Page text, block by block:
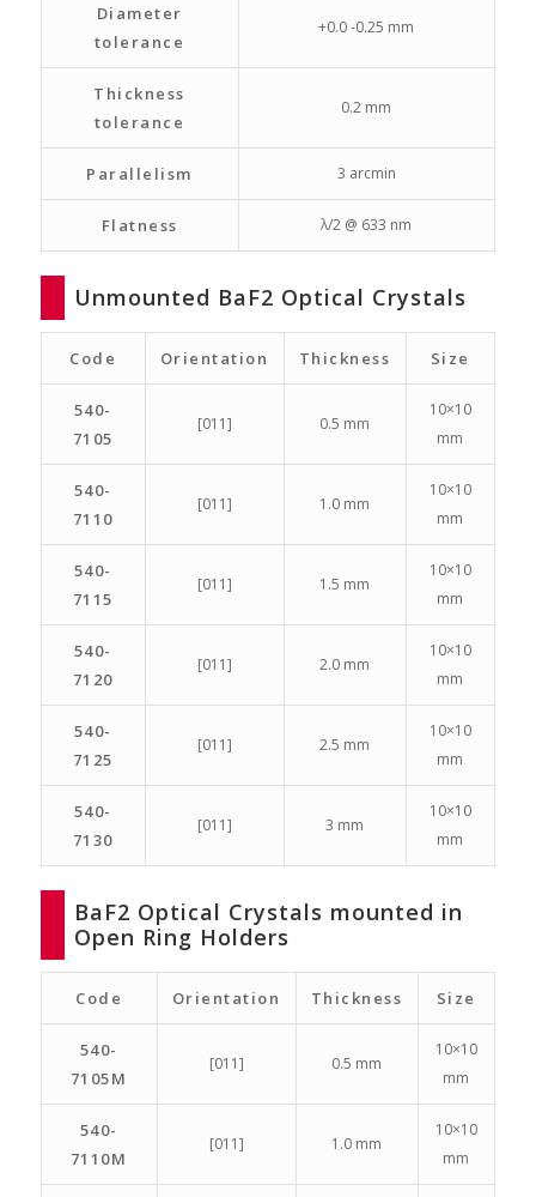
Diameter
tolerance
+0.0 -0.25 mm
Thickness
tolerance
0.2 mm
Parallelism 3 arcmin
Flatness λ/2 @ 633 nm
Unmounted BaF2 Optical Crystals
Code Orientation Thickness Size
540-
7105
[011] 0.5 mm
10×10
mm
540-
7110
[011] 1.0 mm
10×10
mm
540-
7115
[011] 1.5 mm
10×10
mm
540-
7120
[011] 2.0 mm
10×10
mm
540-
7125
[011] 2.5 mm
10×10
mm
540-
7130
[011] 3 mm
10×10
mm
BaF2 Optical Crystals mounted in
Open Ring Holders
Code Orientation Thickness Size
540-
7105M
[011] 0.5 mm
10×10
mm
540-
7110M
[011] 1.0 mm
10×10
mm